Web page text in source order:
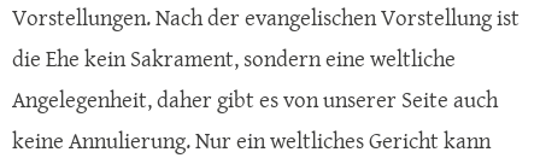
Vorstellungen. Nach der evangelischen Vorstellung ist
die Ehe kein Sakrament, sondern eine weltliche
Angelegenheit, daher gibt es von unserer Seite auch
keine Annulierung. Nur ein weltliches Gericht kann